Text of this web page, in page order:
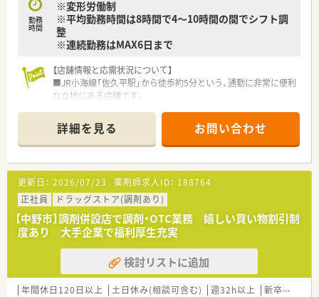
まで利用できる時短勤務制度を活用して、仕事と育児を上手に両
立させています。
■他業種からの転職組も多く、特にMR経験者などはこれまでの
知識を活かして、人事に高く評価されながらキャリアを再構築さ
■定年後も再雇用制度を利用して勤務している大ベテランもお
り、年齢に関わらず長く貢献したいという意欲のある方が輝いて
います。
勤務
時間
※変形労働制
※平均勤務時間は8時間で4～10時間の間でシフト調
整
※連続勤務はMAX6日まで
【店舗情報と応需状況について】
■JR小海線「佐久平駅」から徒歩約5分という、通勤に非常に便利
な立地にある店舗です。
から多様な処方箋を応需しています。
■1日の処方箋枚数は約50～60枚で、薬剤師6名が在籍し常時3
～4名体制で業務にあたります。
【法人特徴について】
■全国および海外にも幅広く出店しており、小売業界でトップク
ラスの安定した経営基盤を誇ります。
■ショッピングモールを地域医療の拠点と位置づけ、調剤を核と
したヘルスケアステーションを目指します。
■OTCや健康食品に加え在宅医療にも注力し、地域の皆さまの健
康をトータルでサポートしています。
【こんな方にオススメ】
■業界大手ならではの安定した経営環境の中で、安心して長くキ
詳細を見る お問い合わせ
更新日： 2026/07/23 薬剤師求人ID： 188764
正社員
ドラッグストア(調剤あり)
【中野市】調剤併設店で調剤・OTC業務 嬉しい買い物割引制
度あり 大手企業で福利厚生充実
検討リストに追加
年間休日120日以上 土日休み(相談可含む) 週32h以上 新卒可